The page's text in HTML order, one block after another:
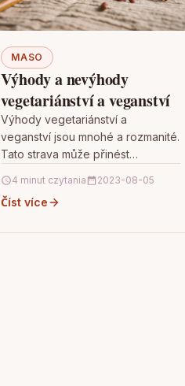
MASO
Výhody a nevýhody
vegetariánství a veganství
Výhody vegetariánství a
veganství jsou mnohé a rozmanité.
Tato strava může přinést
snížení rizika srdečních
onemocnění, vysokého krevního
4 minut czytania 2023-08-05
Číst více